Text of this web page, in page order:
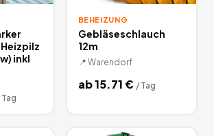
inkl
Tag
BEHEIZUNG
Gebläseschlauch
12m
📍 Warendorf
ab15.71€ / Tag